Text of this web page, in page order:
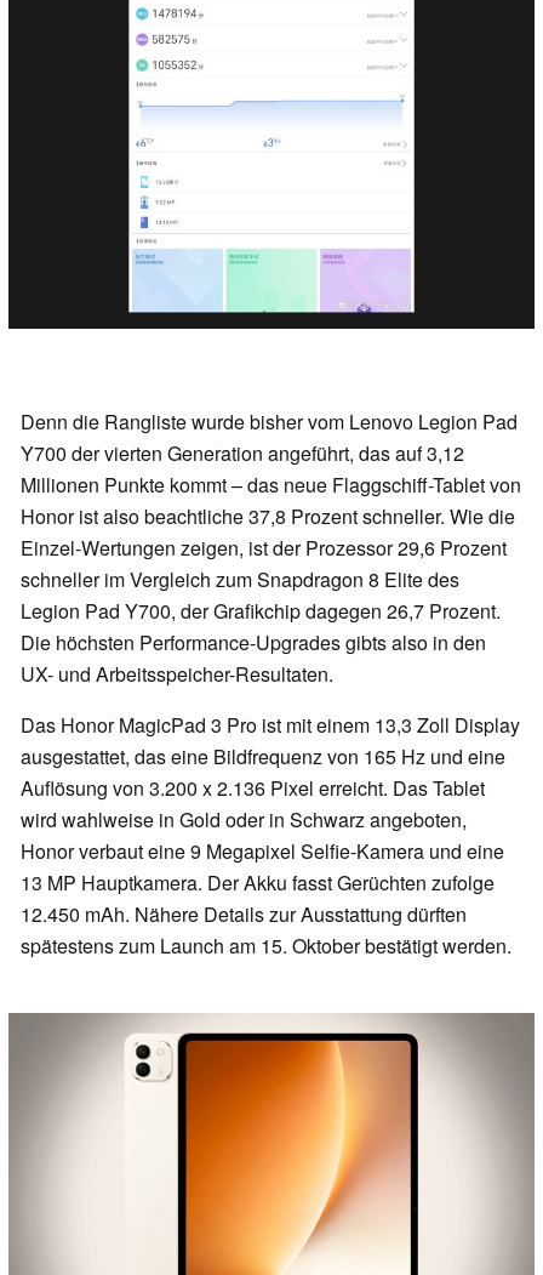
Denn die Rangliste wurde bisher vom Lenovo Legion Pad
Y700 der vierten Generation angeführt, das auf 3,12
Millionen Punkte kommt – das neue Flaggschiff-Tablet von
Honor ist also beachtliche 37,8 Prozent schneller. Wie die
Einzel-Wertungen zeigen, ist der Prozessor 29,6 Prozent
schneller im Vergleich zum Snapdragon 8 Elite des
Legion Pad Y700, der Grafikchip dagegen 26,7 Prozent.
Die höchsten Performance-Upgrades gibts also in den
UX- und Arbeitsspeicher-Resultaten.
Das Honor MagicPad 3 Pro ist mit einem 13,3 Zoll Display
ausgestattet, das eine Bildfrequenz von 165 Hz und eine
Auflösung von 3.200 x 2.136 Pixel erreicht. Das Tablet
wird wahlweise in Gold oder in Schwarz angeboten,
Honor verbaut eine 9 Megapixel Selfie-Kamera und eine
13 MP Hauptkamera. Der Akku fasst Gerüchten zufolge
12.450 mAh. Nähere Details zur Ausstattung dürften
spätestens zum Launch am 15. Oktober bestätigt werden.